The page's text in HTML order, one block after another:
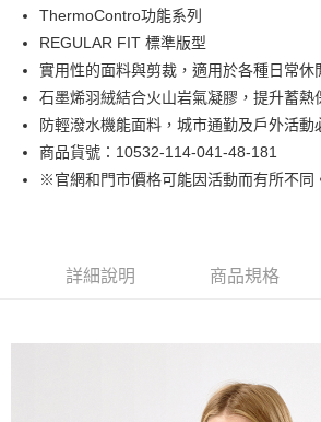
街口支付
悠遊付
Google Pay
貨到付款
運送方式
ThermoContro功能系列
REGULAR FIT 標準版型
實用性的面料與剪裁，適用於各種日常休
石墨烯羽絨結合火山岩氣凝膠，提升蓄熱
防輕潑水機能面料，城市通勤及戶外活動
商品貨號：10532-114-041-48-181
※官網和門市價格可能因活動而有所不同
詳細說明 商品規格